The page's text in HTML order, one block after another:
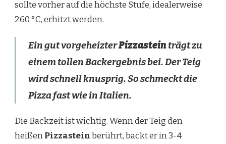
sollte vorher auf die höchste Stufe, idealerweise
260 °C, erhitzt werden.
Ein gut vorgeheizterPizzasteinträgt zu
einem tollen Backergebnis bei. Der Teig
wird schnell knusprig. So schmeckt die
Pizza fast wie in Italien.
Die Backzeit ist wichtig. Wenn der Teig den
heißenPizzasteinberührt, backt er in 3-4